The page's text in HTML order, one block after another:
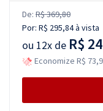
De: R$ 369,80
Por: R$ 295,84à vista
ou 12x de R$
Economize R$